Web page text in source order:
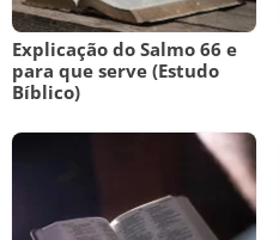
Explicação do Salmo 66 e
para que serve (Estudo
Bíblico)